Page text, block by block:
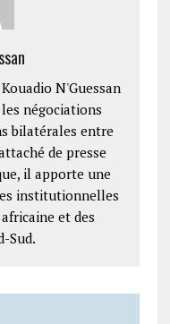
N'Guessan
négociations
bilatérales entre
de presse
il apporte une
institutionnelles
et des
Sud.